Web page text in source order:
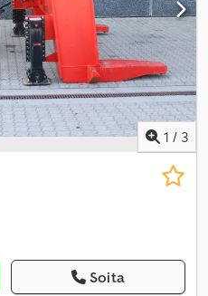
1 / 3
Soita